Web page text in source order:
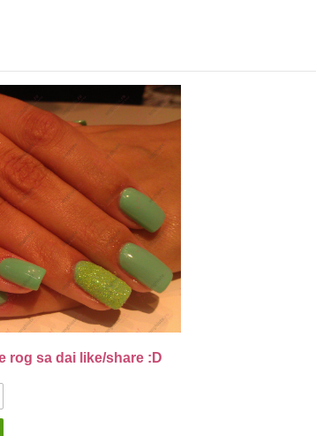
rog sa dai like/share :D